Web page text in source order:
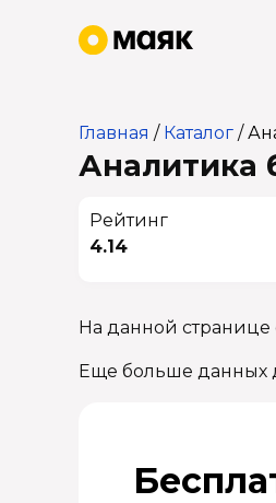
Главная / Каталог /
Аналитика
Рейтинг
4.14
На данной странице
Еще больше данных